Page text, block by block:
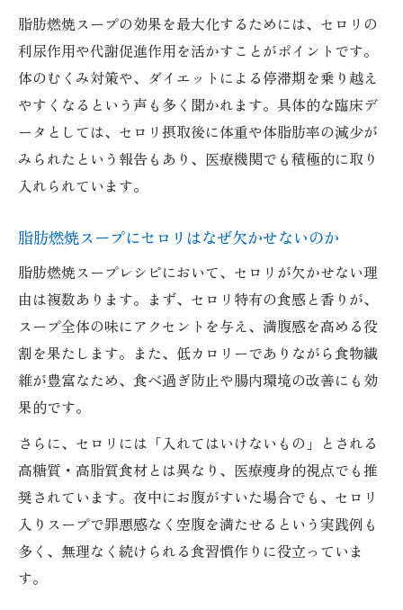
脂肪燃焼スープの効果を最大化するためには、セロリの
利尿作用や代謝促進作用を活かすことがポイントです。
体のむくみ対策や、ダイエットによる停滞期を乗り越え
やすくなるという声も多く聞かれます。具体的な臨床デ
ータとしては、セロリ摂取後に体重や体脂肪率の減少が
みられたという報告もあり、医療機関でも積極的に取り
入れられています。
脂肪燃焼スープにセロリはなぜ欠かせないのか
脂肪燃焼スープレシピにおいて、セロリが欠かせない理
由は複数あります。まず、セロリ特有の食感と香りが、
スープ全体の味にアクセントを与え、満腹感を高める役
割を果たします。また、低カロリーでありながら食物繊
維が豊富なため、食べ過ぎ防止や腸内環境の改善にも効
果的です。
さらに、セロリには「入れてはいけないもの」とされる
高糖質・高脂質食材とは異なり、医療痩身的視点でも推
奨されています。夜中にお腹がすいた場合でも、セロリ
入りスープで罪悪感なく空腹を満たせるという実践例も
多く、無理なく続けられる食習慣作りに役立っていま
す。